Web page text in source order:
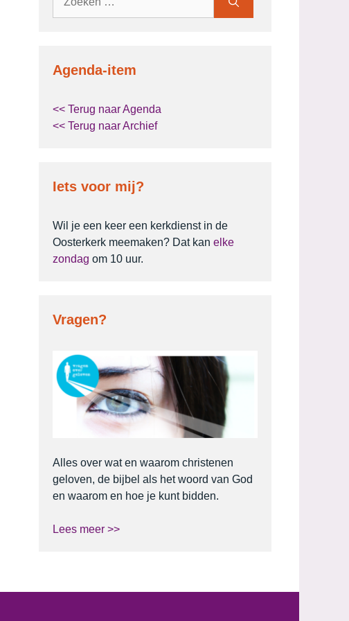
Agenda-item
<< Terug naar Agenda
<< Terug naar Archief
Iets voor mij?
Wil je een keer een kerkdienst in de
Oosterkerk meemaken? Dat kan elke
zondag om 10 uur.
Vragen?
Alles over wat en waarom christenen
geloven, de bijbel als het woord van God
en waarom en hoe je kunt bidden.
Lees meer >>